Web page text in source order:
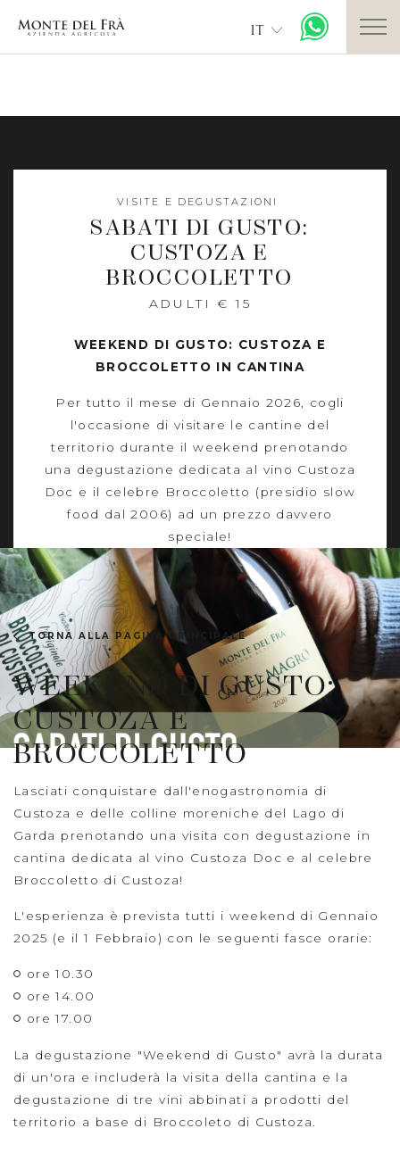
IT
VISITE E DEGUSTAZIONI
SABATI DI GUSTO:
CUSTOZA E
BROCCOLETTO
ADULTI € 15
WEEKEND DI GUSTO: CUSTOZA E
BROCCOLETTO IN CANTINA
Per tutto il mese di Gennaio 2026, cogli
l'occasione di visitare le cantine del
territorio durante il weekend prenotando
una degustazione dedicata al vino Custoza
Doc e il celebre Broccoletto (presidio slow
food dal 2006) ad un prezzo davvero
speciale!
TORNA ALLA PAGINA PRINCIPALE
WEEKEND DI GUSTO:
CUSTOZA E
BROCCOLETTO
Lasciati conquistare dall'enogastronomia di
Custoza e delle colline moreniche del Lago di
Garda prenotando una visita con degustazione in
cantina dedicata al vino Custoza Doc e al celebre
Broccoletto di Custoza!
L'esperienza è prevista tutti i weekend di Gennaio
2025 (e il 1 Febbraio) con le seguenti fasce orarie:
ore 10.30
ore 14.00
ore 17.00
La degustazione "Weekend di Gusto" avrà la durata
di un'ora e includerà la visita della cantina e la
degustazione di tre vini abbinati a prodotti del
territorio a base di Broccoleto di Custoza.